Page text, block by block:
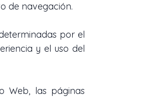
de navegación.
por el
y el uso del
Web, las páginas